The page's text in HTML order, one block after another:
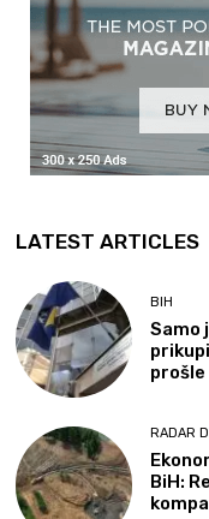
LATEST ARTICLES
BIH
Samo
RADAR
BiH: